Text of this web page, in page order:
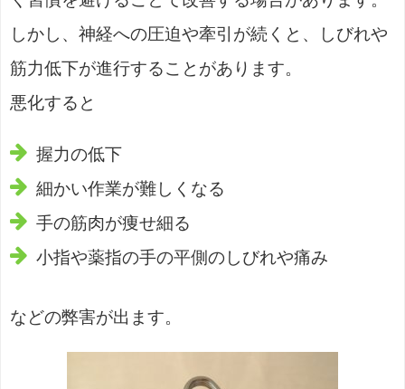
しかし、神経への圧迫や牽引が続くと、しびれや
筋力低下が進行することがあります。
悪化すると
握力の低下
細かい作業が難しくなる
手の筋肉が痩せ細る
小指や薬指の手の平側のしびれや痛み
などの弊害が出ます。